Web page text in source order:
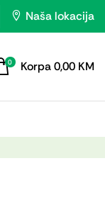
Naša lokacija
0 Korpa0,00 KM